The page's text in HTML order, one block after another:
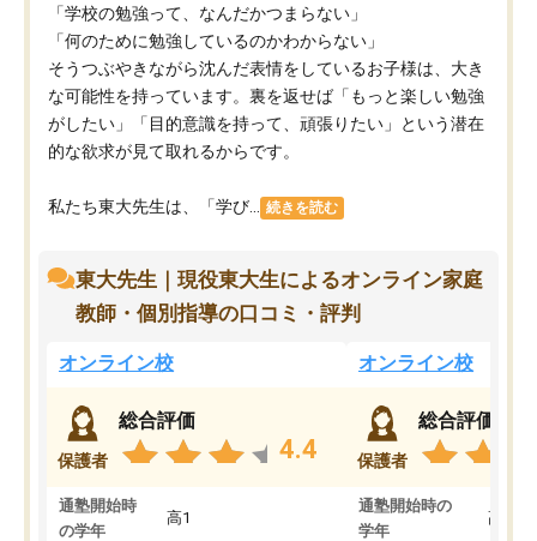
「学校の勉強って、なんだかつまらない」
「何のために勉強しているのかわからない」
そうつぶやきながら沈んだ表情をしているお子様は、大き
な可能性を持っています。裏を返せば「もっと楽しい勉強
がしたい」「目的意識を持って、頑張りたい」という潜在
的な欲求が見て取れるからです。
私たち東大先生は、「学び... 続きを読む
東大先生｜現役東大生によるオンライン家庭
教師・個別指導の口コミ・評判
オンライン校
保護者
総合評価
4.4
通塾開始時
の学年
高1
オンライン校
保護者
総合評価
通塾開始時の
学年
高3